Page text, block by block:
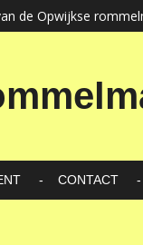
de Opwijkse
CONTACT